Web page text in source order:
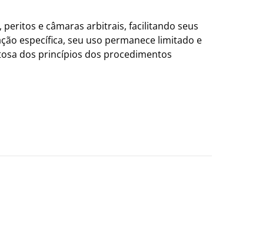
e câmaras arbitrais, facilitando seus
específica, seu uso permanece limitado e
dos princípios dos procedimentos